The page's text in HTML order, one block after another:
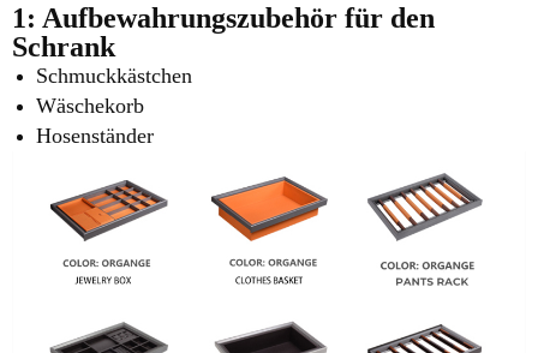
1: Aufbewahrungszubehör für den
Schrank
Schmuckkästchen
Wäschekorb
Hosenständer